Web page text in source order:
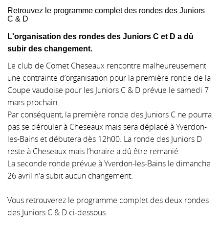
Retrouvez le programme complet des rondes des Juniors
C & D
L'organisation des rondes des Juniors C et D a dû
subir des changement.
Le club de Comet Cheseaux rencontre malheureusement
une contrainte d’organisation pour la première ronde de la
Coupe vaudoise pour les Juniors C & D prévue le samedi 7
mars prochain.
Par conséquent, la première ronde des Juniors C ne pourra
pas se dérouler à Cheseaux mais sera déplacé à Yverdon-
les-Bains et débutera dès 12h00. La ronde des Juniors D
reste à Cheseaux mais l’horaire a dû être remanié.
La seconde ronde prévue à Yverdon-les-Bains le dimanche
26 avril n'a subit aucun changement.
Vous retrouverez le programme complet des deux rondes
des Juniors C & D ci-dessous.